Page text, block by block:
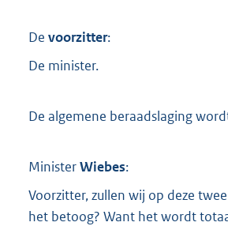
De voorzitter:
De minister.
De algemene beraadslaging
MinisterWiebes:
Voorzitter, zullen wij op deze
het betoog? Want het wordt